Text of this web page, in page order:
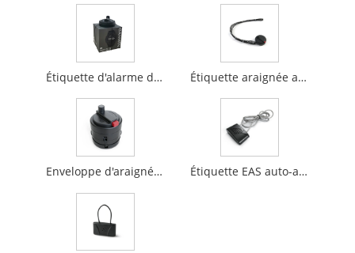
Étiquette d'alarme double EAS Étiquette araignée antivol pour marchandises de forme étrange
Enveloppe d'araignée antivol avec auto-alarme EAS Étiquette EAS auto-alarmante de longueur étendue avec lanière